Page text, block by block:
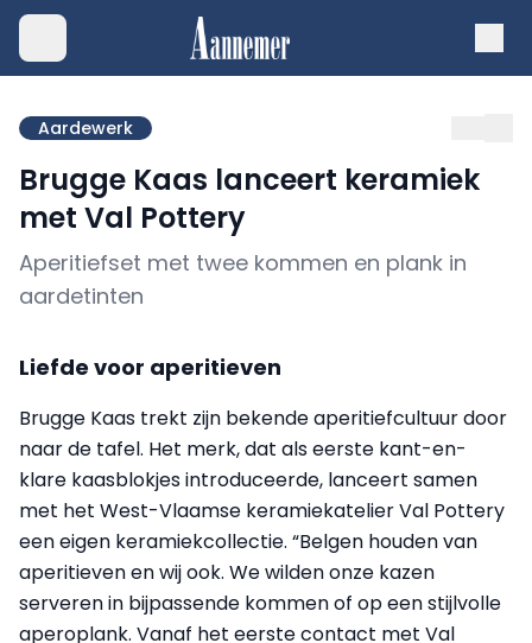
Aardewerk
Brugge Kaas lanceert keramiek
met Val Pottery
Aperitiefset met twee kommen en plank in
aardetinten
Liefde voor aperitieven
Brugge Kaas trekt zijn bekende aperitiefcultuur door
naar de tafel. Het merk, dat als eerste kant-en-
klare kaasblokjes introduceerde, lanceert samen
met het West-Vlaamse keramiekatelier Val Pottery
een eigen keramiekcollectie. “Belgen houden van
aperitieven en wij ook. We wilden onze kazen
serveren in bijpassende kommen of op een stijlvolle
aperoplank. Vanaf het eerste contact met Val